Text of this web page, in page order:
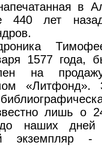
в
440 лет
1577 года,
на
«Литфонд».
лишь о
до наших дней
экземпляр